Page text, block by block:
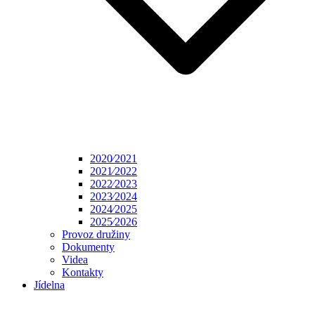
2020⁄2021
2021⁄2022
2022⁄2023
2023⁄2024
2024⁄2025
2025⁄2026
Provoz družiny
Dokumenty
Videa
Kontakty
Jídelna